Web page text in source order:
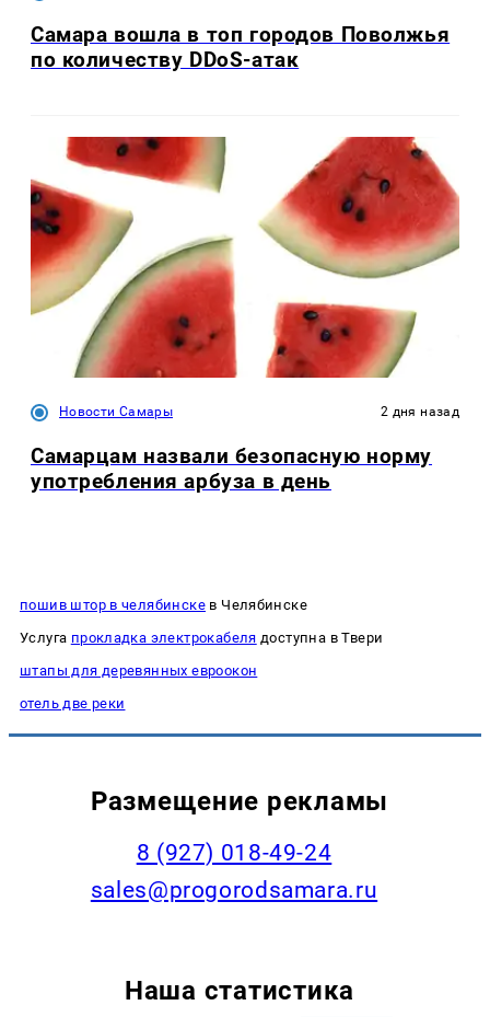
Самара вошла в топ городов Поволжья
по количеству DDoS-атак
Новости Самары 2 дня назад
Самарцам назвали безопасную норму
употребления арбуза в день
пошив штор в челябинскев Челябинске
Услуга прокладка электрокабеля доступна в Твери
штапы для деревянных евроокон
отель две реки
Размещение рекламы
8 (927) 018-49-24
sales@progorodsamara.ru
Наша статистика